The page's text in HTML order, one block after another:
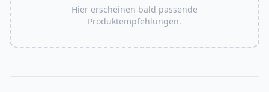
Hier erscheinen bald passende
Produktempfehlungen.